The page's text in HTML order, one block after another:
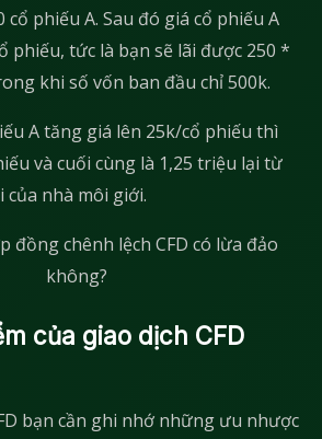
phiếu A. Sau đó giá cổ phiếu A
phiếu, tức là bạn sẽ lãi được 250 *
khi số vốn ban đầu chỉ 500k.
A tăng giá lên 25k/cổ phiếu thì
và cuối cùng là 1,25 triệu lại từ
nhà môi giới.
của giao dịch CFD
bạn cần ghi nhớ những ưu nhược